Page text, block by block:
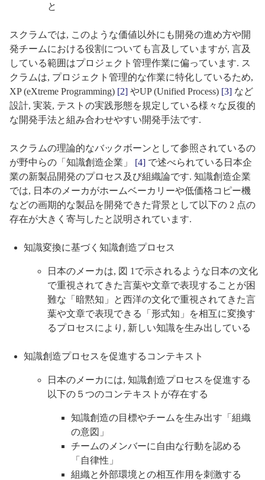
と
スクラムでは, このような価値以外にも開発の進め方や開
発チームにおける役割についても言及していますが, 言及
している範囲はプロジェクト管理作業に偏っています. ス
クラムは, プロジェクト管理的な作業に特化しているため,
XP (eXtreme Programming) [2] やUP (Unified Process) [3] など
設計, 実装, テストの実践形態を規定している様々な反復的
な開発手法と組み合わせやすい開発手法です.
スクラムの理論的なバックボーンとして参照されているの
が野中らの「知識創造企業」 [4] で述べられている日本企
業の新製品開発のプロセス及び組織論です. 知識創造企業
では, 日本のメーカがホームベーカリーや低価格コピー機
などの画期的な製品を開発できた背景として以下の 2 点の
存在が大きく寄与したと説明されています.
知識変換に基づく知識創造プロセス
日本のメーカは, 図 1で示されるような日本の文化
で重視されてきた言葉や文章で表現することが困
難な「暗黙知」と西洋の文化で重視されてきた言
葉や文章で表現できる「形式知」を相互に変換す
るプロセスにより, 新しい知識を生み出している
知識創造プロセスを促進するコンテキスト
日本のメーカには, 知識創造プロセスを促進する
以下の５つのコンテキストが存在する
知識創造の目標やチームを生み出す「組織
の意図」
チームのメンバーに自由な行動を認める
「自律性」
組織と外部環境との相互作用を刺激する